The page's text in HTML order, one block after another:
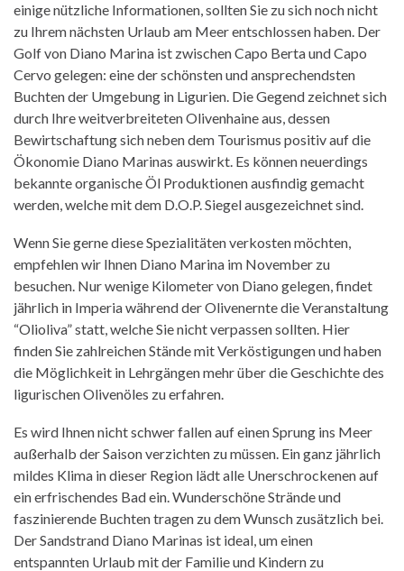
einige nützliche Informationen, sollten Sie zu sich noch nicht
zu Ihrem nächsten Urlaub am Meer entschlossen haben. Der
Golf von Diano Marina ist zwischen Capo Berta und Capo
Cervo gelegen: eine der schönsten und ansprechendsten
Buchten der Umgebung in Ligurien. Die Gegend zeichnet sich
durch Ihre weitverbreiteten Olivenhaine aus, dessen
Bewirtschaftung sich neben dem Tourismus positiv auf die
Ökonomie Diano Marinas auswirkt. Es können neuerdings
bekannte organische Öl Produktionen ausfindig gemacht
werden, welche mit dem D.O.P. Siegel ausgezeichnet sind.
Wenn Sie gerne diese Spezialitäten verkosten möchten,
empfehlen wir Ihnen Diano Marina im November zu
besuchen. Nur wenige Kilometer von Diano gelegen, findet
jährlich in Imperia während der Olivenernte die Veranstaltung
“Olioliva” statt, welche Sie nicht verpassen sollten. Hier
finden Sie zahlreichen Stände mit Verköstigungen und haben
die Möglichkeit in Lehrgängen mehr über die Geschichte des
ligurischen Olivenöles zu erfahren.
Es wird Ihnen nicht schwer fallen auf einen Sprung ins Meer
außerhalb der Saison verzichten zu müssen. Ein ganz jährlich
mildes Klima in dieser Region lädt alle Unerschrockenen auf
ein erfrischendes Bad ein. Wunderschöne Strände und
faszinierende Buchten tragen zu dem Wunsch zusätzlich bei.
Der Sandstrand Diano Marinas ist ideal, um einen
entspannten Urlaub mit der Familie und Kindern zu